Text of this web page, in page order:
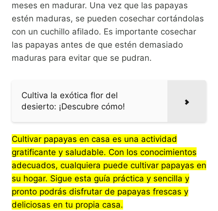
meses en madurar. Una vez que las papayas
estén maduras, se pueden cosechar cortándolas
con un cuchillo afilado. Es importante cosechar
las papayas antes de que estén demasiado
maduras para evitar que se pudran.
Cultiva la exótica flor del
desierto: ¡Descubre cómo!
Cultivar papayas en casa es una actividad
gratificante y saludable. Con los conocimientos
adecuados, cualquiera puede cultivar papayas en
su hogar. Sigue esta guía práctica y sencilla y
pronto podrás disfrutar de papayas frescas y
deliciosas en tu propia casa.